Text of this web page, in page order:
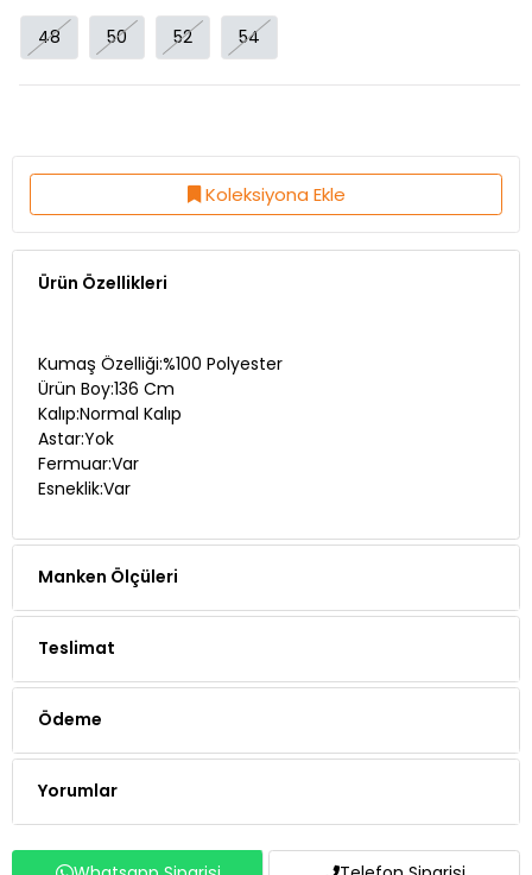
48 50 52 54
Koleksiyona Ekle
Ürün Özellikleri
Kumaş Özelliği:%100 Polyester
Ürün Boy:136 Cm
Kalıp:Normal Kalıp
Astar:Yok
Fermuar:Var
Esneklik:Var
Manken Ölçüleri
Teslimat
Ödeme
Yorumlar